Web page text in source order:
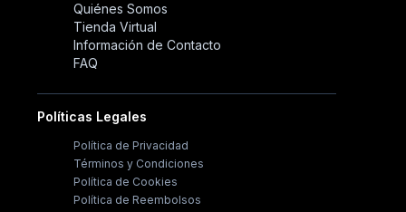
Quiénes Somos
Tienda Virtual
Información de Contacto
FAQ
Políticas Legales
Política de Privacidad
Términos y Condiciones
Política de Cookies
Política de Reembolsos